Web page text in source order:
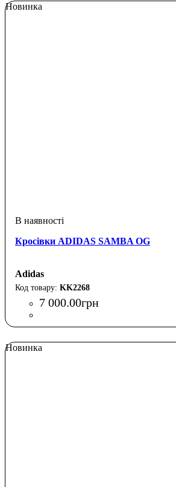
Новинка
Кросівки ADIDAS SAMBA OG
Adidas
KK2268
7 000.00грн
Новинка